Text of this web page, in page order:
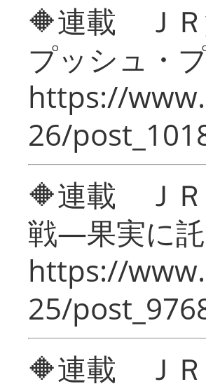
🔶連載 Ｊ
プッシュ・
https://
26/
🔶連載 ＪＲ
戦―果実に
https://
25/
🔶連載 Ｊ